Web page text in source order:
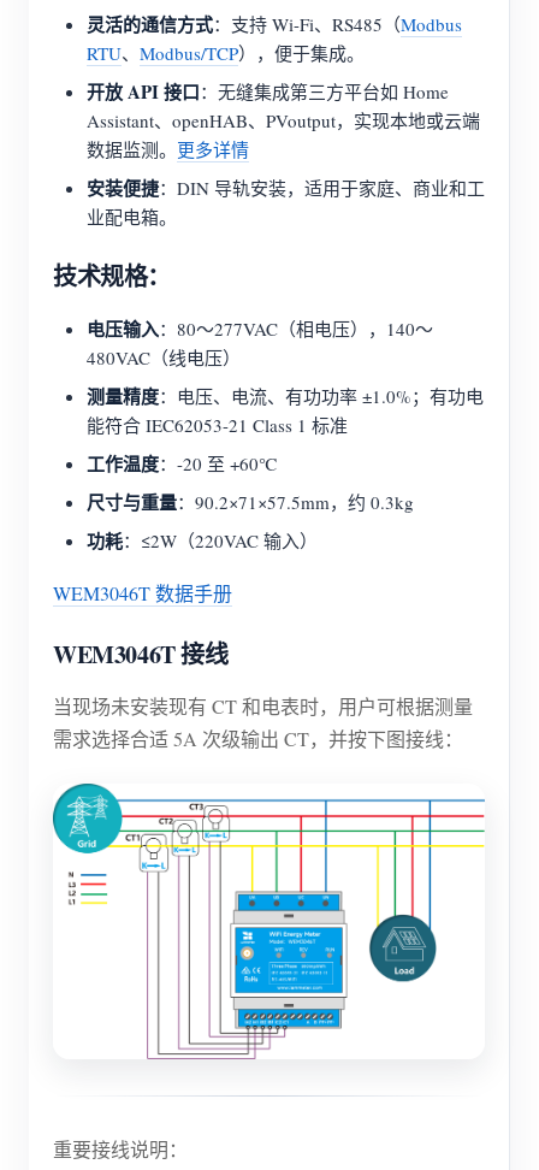
灵活的通信方式：支持 Wi-Fi、RS485（Modbus
RTU、 Modbus/TCP），便于集成。
开放 API 接口：无缝集成第三方平台如 Home
Assistant、openHAB、PVoutput，实现本地或云端
数据监测。 更多详情
安装便捷：DIN 导轨安装，适用于家庭、商业和工
业配电箱。
技术规格：
电压输入：80～277VAC（相电压），140～
480VAC（线电压）
测量精度：电压、电流、有功功率 ±1.0%；有功电
能符合 IEC62053-21 Class 1 标准
工作温度：-20 至 +60℃
尺寸与重量：90.2×71×57.5mm，约 0.3kg
功耗：≤2W（220VAC 输入）
WEM3046T 数据手册
WEM3046T 接线
当现场未安装现有 CT 和电表时，用户可根据测量
需求选择合适 5A 次级输出 CT，并按下图接线：
重要接线说明：